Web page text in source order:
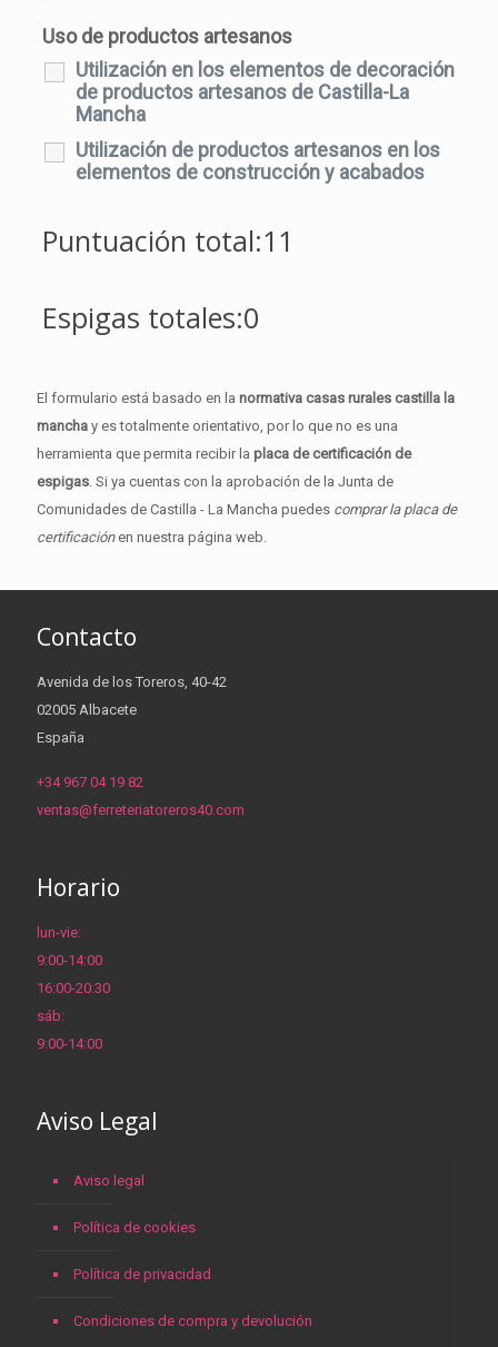
Uso de productos artesanos
Utilización en los elementos de decoración
de productos artesanos de Castilla-La
Mancha
Utilización de productos artesanos en los
elementos de construcción y acabados
Puntuación total:11
Espigas totales:0
El formulario está basado en la normativa casas rurales castilla la
mancha y es totalmente orientativo, por lo que no es una
herramienta que permita recibir la placa de certificación de
espigas . Si ya cuentas con la aprobación de la Junta de
Comunidades de Castilla - La Mancha puedes comprar la placa de
certificaciónen nuestra página web.
Contacto
Avenida de los Toreros, 40-42
02005 Albacete
España
+34 967 04 19 82
ventas@ferreteriatoreros40.com
Horario
lun-vie:
9:00-14:00
16:00-20:30
sáb:
9:00-14:00
Aviso Legal
Aviso legal
Política de cookies
Política de privacidad
Condiciones de compra y devolución